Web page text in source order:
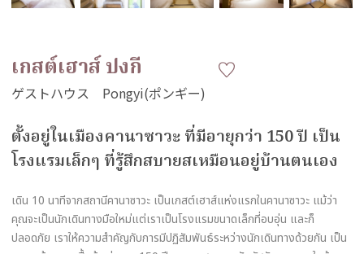
เกสต์เฮาส์ ปงกี
ตั้งอยู่ในเมืองคานาซาวะ ที่มีอายุกว่า 150 ปี เป็น
โรงแรมเล็กๆ ที่รู้สึกสบายสเหมือนอยู่บ้านตนเอง
เดิน 10 นาทีจากสถานีคานาซาวะ เป็นเกสต์เฮาส์แห่งแรกในคานาซาวะ แม้ว่า
คุณจะเป็นนักเดินทางมือใหม่แต่เราเป็นโรงแรมขนาดเล็กที่อบอุ่น และก็
ปลอดภัย เราให้ความสําคัญกับการมีปฏิสัมพันธ์ระหว่างนักเดินทางด้วยกัน เป็น